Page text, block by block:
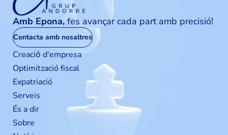
Amb Epona,fes avançar cada part amb precisió!
Contacta amb nosaltres
Creaciо́ d'empresa
Optimització fiscal
Expatriació
Serveis
És a dir
Sobre